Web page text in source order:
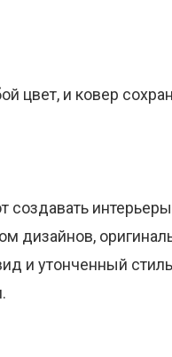
цвет, и ковер
создавать
дизайнов,
и утонченный